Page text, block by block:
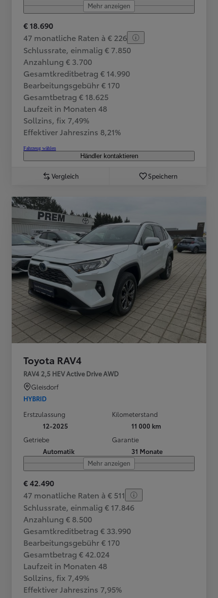
Mehr anzeigen
€ 18.690
47 monatliche Raten à € 226
Schlussrate, einmalig € 7.850
Anzahlung € 3.700
Gesamtkreditbetrag € 14.990
Bearbeitungsgebühr € 170
Gesamtbetrag € 18.625
Laufzeit in Monaten 48
Sollzins, fix 7,49%
Effektiver Jahreszins 8,21%
Fahrzeug wählen
Händler kontaktieren
Vergleich Speichern
Toyota RAV4
RAV4 2,5 HEV Active Drive AWD
Gleisdorf
HYBRID
Erstzulassung
12-2025
Kilometerstand
11 000 km
Getriebe
Automatik
Garantie
31 Monate
Mehr anzeigen
€ 42.490
47 monatliche Raten à € 511
Schlussrate, einmalig € 17.846
Anzahlung € 8.500
Gesamtkreditbetrag € 33.990
Bearbeitungsgebühr € 170
Gesamtbetrag € 42.024
Laufzeit in Monaten 48
Sollzins, fix 7,49%
Effektiver Jahreszins 7,95%